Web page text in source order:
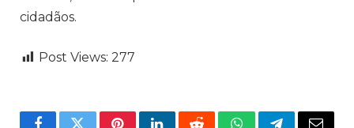
cidadãos.
Post Views: 277